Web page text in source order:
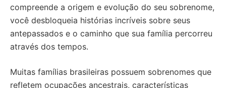
compreende a origem e evolução do seu sobrenome,
você desbloqueia histórias incríveis sobre seus
antepassados e o caminho que sua família percorreu
através dos tempos.
Muitas famílias brasileiras possuem sobrenomes que
refletem ocupações ancestrais, características